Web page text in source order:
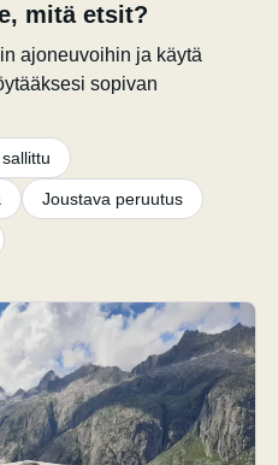
mitä etsit?
ajoneuvoihin ja käytä
sopivan
Joustava peruutus